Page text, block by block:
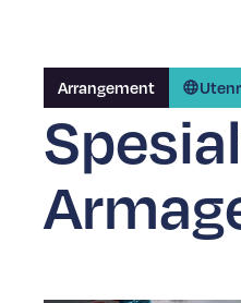
Arrangement